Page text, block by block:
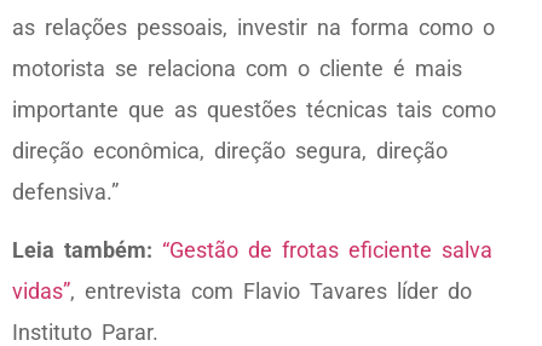
as relações pessoais, investir na forma como o
motorista se relaciona com o cliente é mais
importante que as questões técnicas tais como
direção econômica, direção segura, direção
defensiva.”
Leia também: “Gestão de frotas eficiente salva
vidas”, entrevista com Flavio Tavares líder do
Instituto Parar.